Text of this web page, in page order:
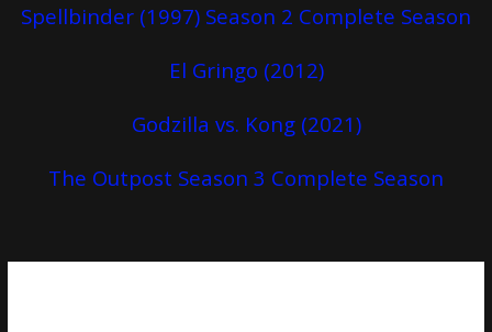
Spellbinder (1997) Season 2 Complete Season
El Gringo (2012)
Godzilla vs. Kong (2021)
The Outpost Season 3 Complete Season